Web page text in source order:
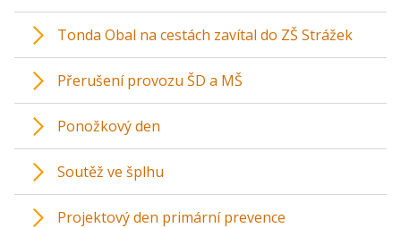
Tonda Obal na cestách zavítal do ZŠ Strážek
Přerušení provozu ŠD a MŠ
Ponožkový den
Soutěž ve šplhu
Projektový den primární prevence